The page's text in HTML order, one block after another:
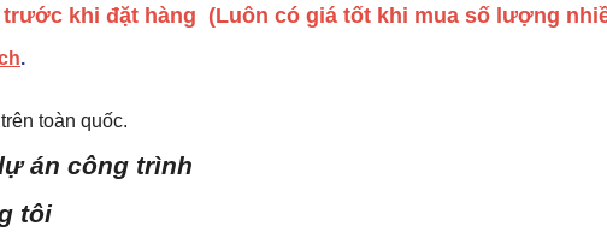
khi đặt hàng (Luôn có giá tốt khi mua số lượng
.
toàn quốc.
án công trình
tôi